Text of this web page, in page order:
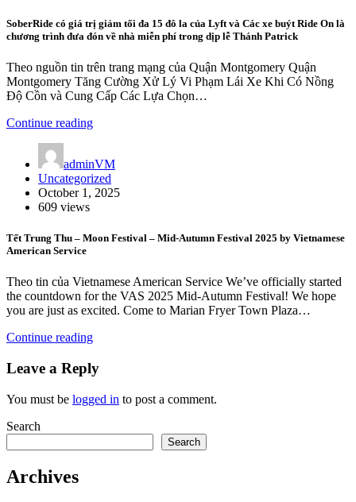
SoberRide có giá trị giảm tối đa 15 đô la của Lyft và Các xe buýt Ride On là
chương trình đưa đón về nhà miễn phí trong dịp lễ Thánh Patrick
Theo nguồn tin trên trang mạng của Quận Montgomery Quận
Montgomery Tăng Cường Xử Lý Vi Phạm Lái Xe Khi Có Nồng
Độ Cồn và Cung Cấp Các Lựa Chọn…
Continue reading
adminVM
Uncategorized
October 1, 2025
609 views
Tết Trung Thu – Moon Festival – Mid-Autumn Festival 2025 by Vietnamese
American Service
Theo tin của Vietnamese American Service We’ve officially started
the countdown for the VAS 2025 Mid-Autumn Festival! We hope
you are just as excited. Come to Marian Fryer Town Plaza…
Continue reading
Leave a Reply
You must be logged in to post a comment.
Search
Search
Archives